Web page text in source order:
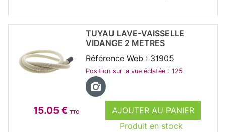
15.05 € TTC
AJOUTER AU PANIER
Produit en stock
TUYAU LAVE-VAISSELLE
VIDANGE 2 METRES
Référence Web : 31905
Position sur la vue éclatée : 125